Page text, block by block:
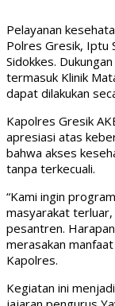
Pelayanan
Polres Gresik, Iptu
Sidokkes.
termasuk Klinik
dapat dilakukan
Kapolres Gresik
apresiasi atas
bahwa akses
tanpa terkecuali.
“Kami ingin
masyarakat
pesantren.
merasakan
Kapolres.
Kegiatan ini